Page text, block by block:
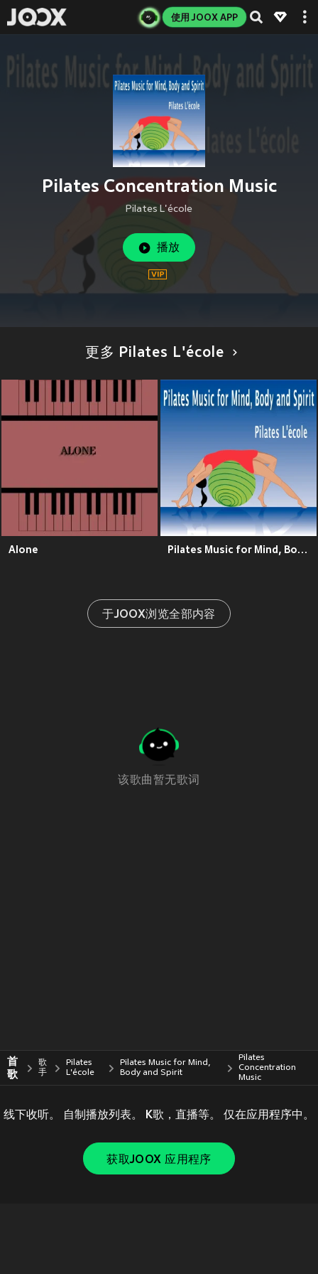
使用 JOOX APP
Pilates Concentration Music
Pilates L'école
播放
更多 Pilates L'école
Alone Pilates Music for Mind, Body and Spirit
于JOOX浏览全部内容
该歌曲暂无歌词
首
歌
歌
手
Pilates
L'école
Pilates Music for Mind,
Body and Spirit
Pilates
Concentration
Music
线下收听。 自制播放列表。 K歌，直播等。 仅在应用程序中。
获取JOOX 应用程序